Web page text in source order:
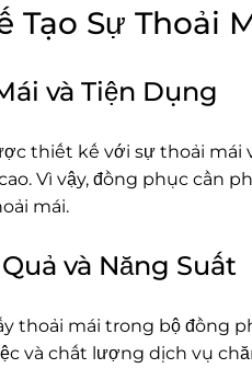
Tạo Sự Thoải
và Tiện Dụng
thiết kế với sự thoải mái
Vì vậy, đồng phục cần
mái.
và Năng Suất
thoải mái trong bộ đồng
và chất lượng dịch vụ